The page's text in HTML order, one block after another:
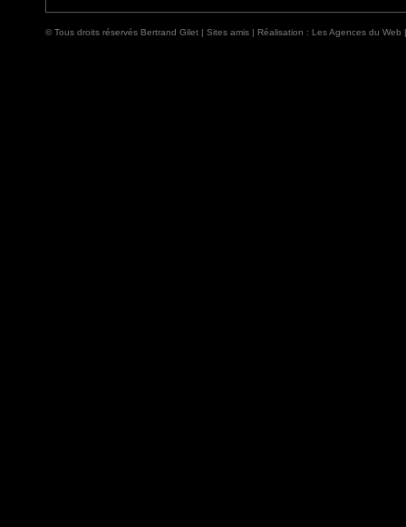
© Tous droits réservés Bertrand Gilet | Sites amis | Réalisation : Les Agences du Web